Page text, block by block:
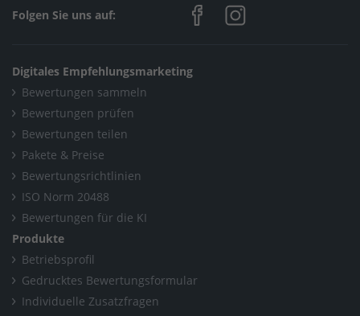
Folgen Sie uns auf:
Digitales Empfehlungsmarketing
Bewertungen sammeln
Bewertungen prüfen
Bewertungen teilen
Pakete & Preise
Bewertungsrichtlinien
ISO Norm 20488
Bewertungen für die KI
Produkte
Betriebsprofil
Gedrucktes Bewertungsformular
Individuelle Zusatzfragen